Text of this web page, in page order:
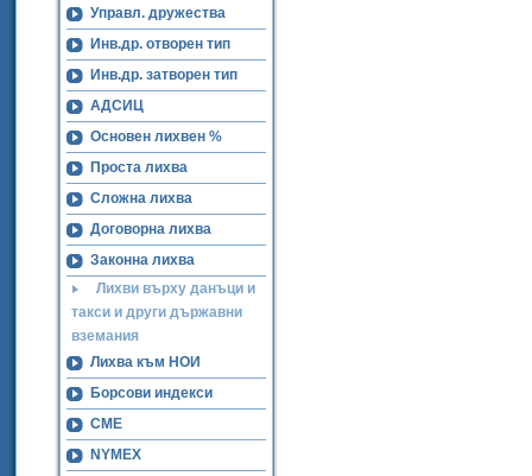
Управл. дружества
Инв.др. отворен тип
Инв.др. затворен тип
АДСИЦ
Основен лихвен %
Проста лихва
Сложна лихва
Договорна лихва
Законна лихва
Лихви върху данъци и
такси и други държавни
вземания
Лихва към НОИ
Борсови индекси
CME
NYMEX